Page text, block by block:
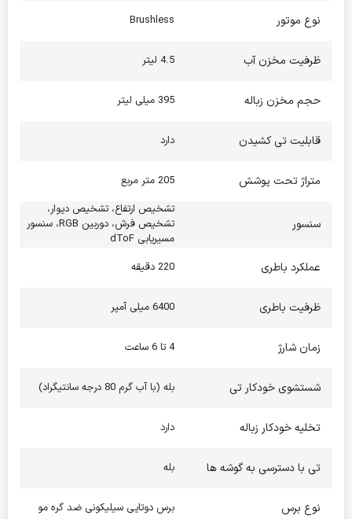
نوع موتور Brushless
ظرفیت مخزن آب 4.5 لیتر
حجم مخزن زباله 395 میلی لیتر
قابلیت تی کشیدن دارد
متراژ تحت پوشش 205 متر مربع
سنسور
تشخیص ارتفاع، تشخیص دیوار،
تشخیص فرش، دوربین RGB، سنسور
مسیریابی dToF
عملکرد باطری 220 دقیقه
ظرفیت باطری 6400 میلی آمپر
زمان شارژ 4 تا 6 ساعت
شستشوی خودکار تی بله (با آب گرم 80 درجه سانتیگراد)
تخلیه خودکار زباله دارد
تی با دسترسی به گوشه ها بله
نوع برس برس دوتایی سیلیکونی ضد گره مو